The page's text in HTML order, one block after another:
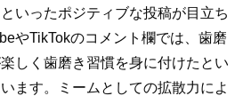
いったポジティブな投稿が目立ち
やTikTokのコメント欄では、歯磨
しく歯磨き習慣を身に付けたとい
ます。ミームとしての拡散力によ